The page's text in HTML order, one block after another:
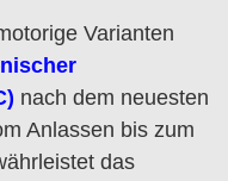
Varianten
nach dem neuesten
Anlassen bis zum
das